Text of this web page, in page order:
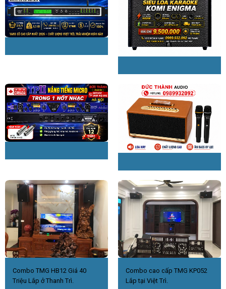
Combo TMG HB12 Giá 40
Triệu Lắp ở Thanh Trì.
Combo cao cấp TMG KP052
Lắp tại Việt Trì.